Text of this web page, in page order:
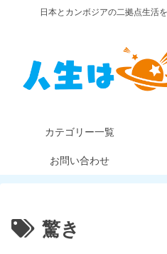
日本とカンボジアの二拠点生活
カテゴリー一覧
お問い合わせ
驚き